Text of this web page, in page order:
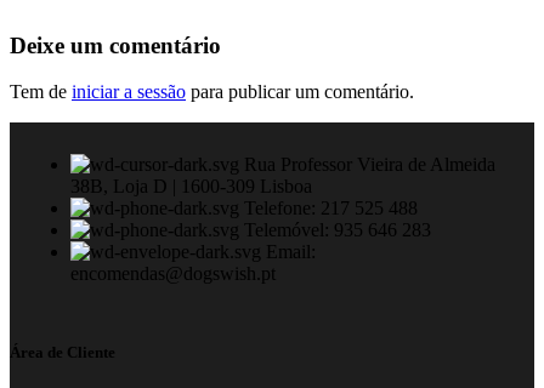
Deixe um comentário
Tem de iniciar a sessão para publicar um comentário.
Rua Professor Vieira de Almeida
38B, Loja D | 1600-309 Lisboa
Telefone: 217 525 488
Telemóvel: 935 646 283
Email:
encomendas@dogswish.pt
Área de Cliente